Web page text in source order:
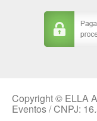
Copyright © ELLA
Eventos / CNPJ: